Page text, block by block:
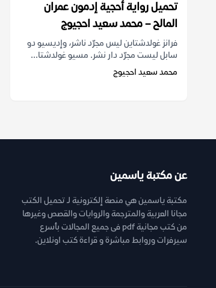
تحميل رواية أحجية إدمون عمران
المالح – محمد سعيد احجيوج
فرانز غولدشتاين ليس مجرّد ناشر، وإديسيو دو
سابل ليست مجرّد دار نشر. مسيو غولدشتا...
محمد سعيد احجيوج
عن مكتبة ياسمين
مكتبة ياسمين هي منصة إلكترونية لـ تحميل الكتب
مجانا العربية والمترجمة والروايات والقصص وغيرها
من كتب مجانية pdf فى جميع المجالات بأسرع
سيرفرات وروابط مباشرة و قراءة كتب اونلاين.